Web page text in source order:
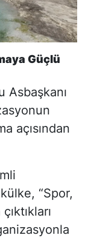
Güçlü
Asbaşkanı
açısından
“Spor,